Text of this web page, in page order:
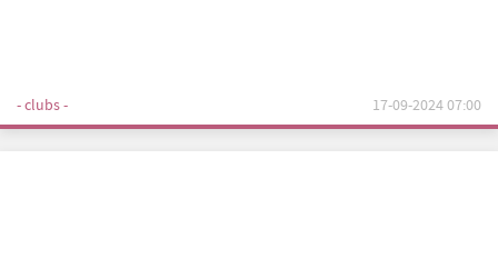
- clubs - 17-09-2024 07:00